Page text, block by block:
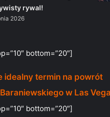
rywal!
2026
bottom=”20″]
idealny termin na powrót
w Las
bottom=”20″]